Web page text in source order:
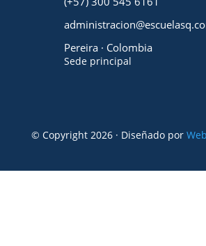
Pereira · Colombia
Sede principal
© Copyright 2026 · Diseñado por